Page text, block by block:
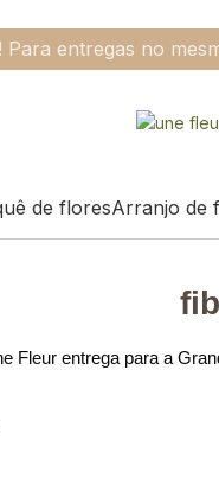
entregas no
de floresArranjo de
Fleur entrega para a